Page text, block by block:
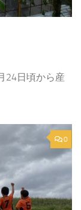
24日頃から産
0